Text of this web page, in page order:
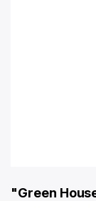
"Green